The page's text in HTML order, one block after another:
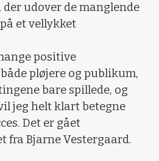
udover de manglende
et vellykket
positive
pløjere og publikum,
bare spillede, og
jeg helt klart betegne
Det er gået
fra Bjarne Vestergaard.